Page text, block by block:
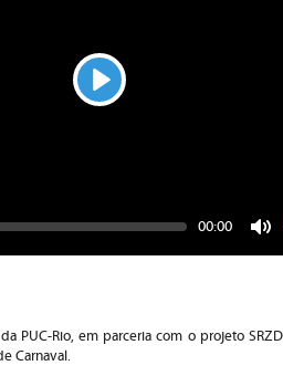
Play
Current
00:00
PUC-Rio, em parceria com o projeto
Carnaval.